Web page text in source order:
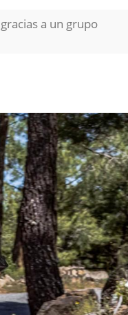
a un grupo